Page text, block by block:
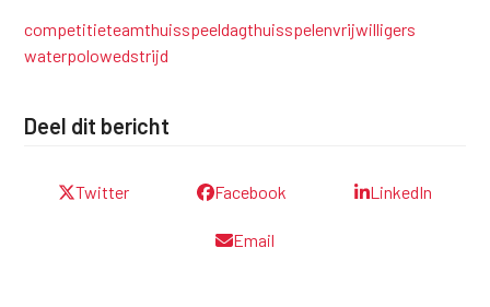
competitieteamthuisspeeldagthuisspelenvrijwilligers
waterpolowedstrijd
Deel dit bericht
Twitter Facebook LinkedIn
Email